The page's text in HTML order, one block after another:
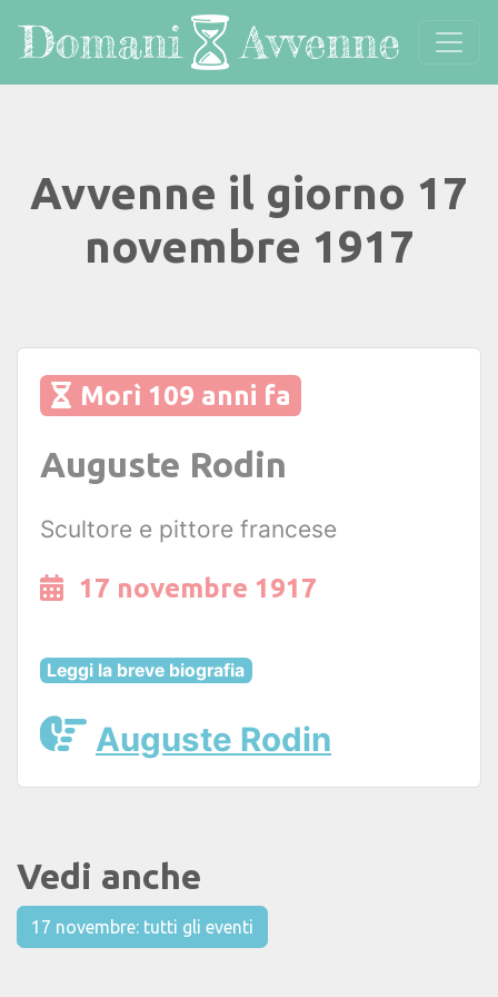
Avvenne il giorno 17
novembre 1917
Morì 109 anni fa
Auguste Rodin
Scultore e pittore francese
17 novembre 1917
Leggi la breve biografia
Auguste Rodin
Vedi anche
17 novembre: tutti gli eventi